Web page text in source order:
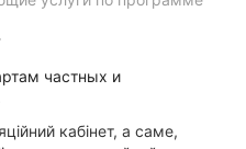
частных и
кабінет, а саме,